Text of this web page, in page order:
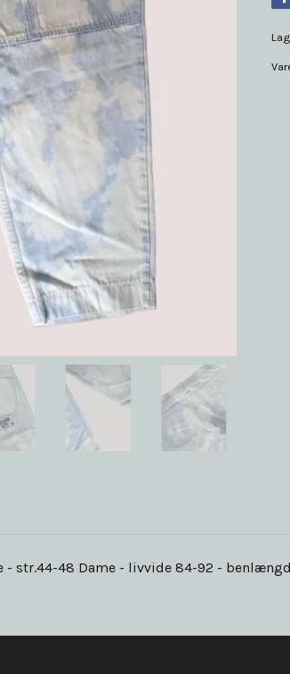
- str.44-48 Dame - livvide 84-92 -